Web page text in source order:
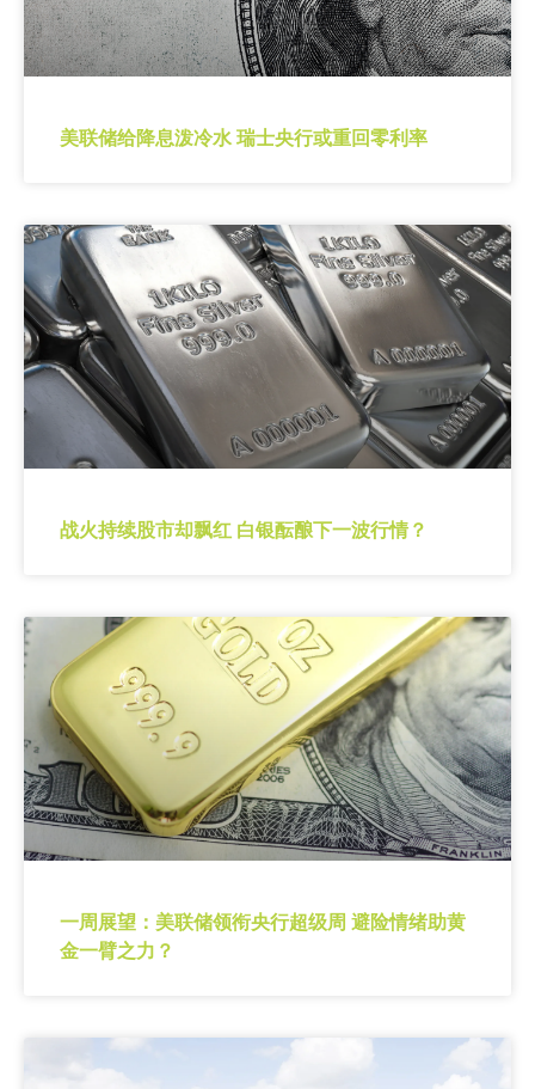
美联储给降息泼冷水 瑞士央行或重回零利率
战火持续股市却飘红 白银酝酿下一波行情？
一周展望：美联储领衔央行超级周 避险情绪助黄
金一臂之力？